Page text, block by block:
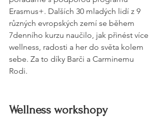
Erasmus+. Dalších 30 mladých lidí z 9
různých evropských zemí se během
7denního kurzu naučilo, jak přinést více
wellness, radosti a her do světa kolem
sebe. Za to díky Barči a Carminemu
Rodi.
Wellness workshopy